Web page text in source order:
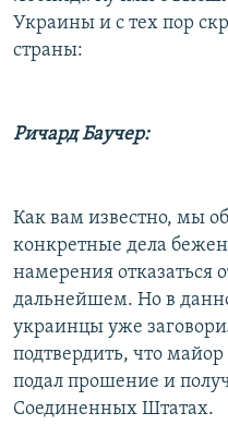
Украины и с тех пор
страны:
Ричард Баучер:
Как вам известно, мы
конкретные дела
намерения отказаться
дальнейшем. Но в
украинцы уже
подтвердить, что
подал прошение и
Соединенных Штатах.